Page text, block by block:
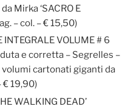
Mirka ‘SACRO E
– col. – € 15,50)
INTEGRALE VOLUME # 6
e corretta – Segrelles –
volumi cartonati giganti da
€ 19,90)
WALKING DEAD’